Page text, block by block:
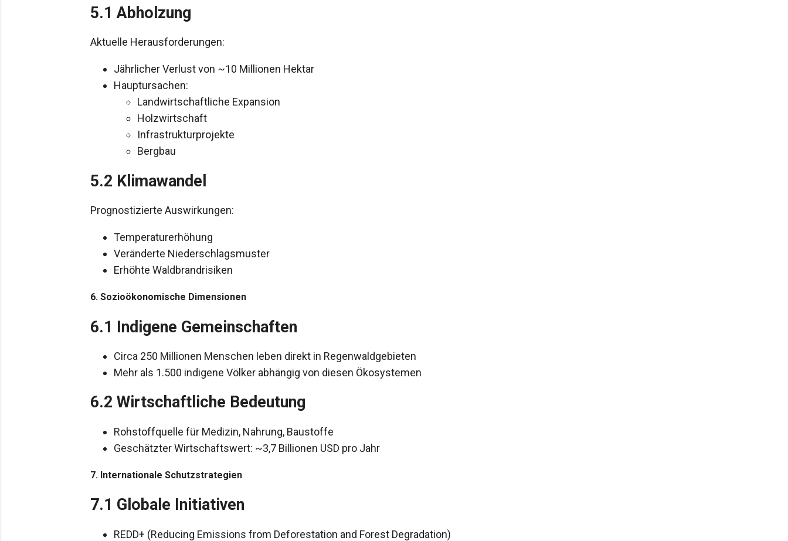
5.1 Abholzung
Aktuelle Herausforderungen:
Jährlicher Verlust von ~10 Millionen Hektar
Hauptursachen:
Landwirtschaftliche Expansion
Holzwirtschaft
Infrastrukturprojekte
Bergbau
5.2 Klimawandel
Prognostizierte Auswirkungen:
Temperaturerhöhung
Veränderte Niederschlagsmuster
Erhöhte Waldbrandrisiken
6. Sozioökonomische Dimensionen
6.1 Indigene Gemeinschaften
Circa 250 Millionen Menschen leben direkt in Regenwaldgebieten
Mehr als 1.500 indigene Völker abhängig von diesen Ökosystemen
6.2 Wirtschaftliche Bedeutung
Rohstoffquelle für Medizin, Nahrung, Baustoffe
Geschätzter Wirtschaftswert: ~3,7 Billionen USD pro Jahr
7. Internationale Schutzstrategien
7.1 Globale Initiativen
REDD+ (Reducing Emissions from Deforestation and Forest Degradation)